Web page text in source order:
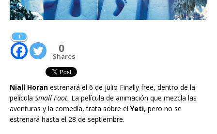
1
0
Shares
Niall Horan estrenará el 6 de julio Finally free, dentro de la
película Small Foot. La película de animación que mezcla las
aventuras y la comedia, trata sobre el Yeti, pero no se
estrenará hasta el 28 de septiembre.